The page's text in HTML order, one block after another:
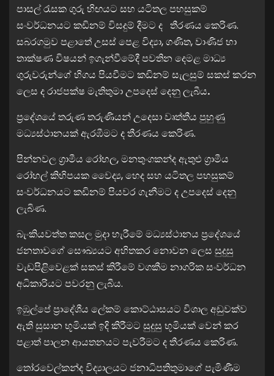
පාසල් රැසක ගුරු හිඟයට සහ යටිතල පහසුකම්
සංවර්ධනයට කඩිනම් විසදුම් දීමට ද තීරණය කෙරිණ.
සබරගමුව පළාතේ උසස් පෙළ විද්‍යා, ගණිත, වාණිජ හා
තාක්ෂණ විෂයන් ඉගැන්වීමේදී පවතින දෙමළ මාධ්‍ය
ගුරුවරුන්ගේ හිගය පියවීමට කඩිනම් සැලසුම් සකස් කරන
ලෙස ද රාජපක්ෂ මැතිතුමා උපදෙස් දෙනු ලැබීය.
ප්‍රදේශයේ තරුණ තරුණියන් උදෙසා වෘත්තීය පුහුණු
මධ්‍යස්ථානයක් ඇරඹීමට ද තීරණය කෙරිණ.
පින්නවල ග්‍රාමීය රෝහල, මනතුංගකන්ද ඇතුළු ග්‍රාමීය
රෝහල් කිහිපයක වෛද්‍ය, හෙද සහ යටිතල පහසුකම්
සංවර්ධනයට කඩිනම් පියවර ගැනීමට ද උපදෙස් දෙනු
ලැබිණ.
බැංකියවත්ත කසල මුදා හැරීමේ මධ්‍යස්ථානය ප්‍රදේශයේ
ජනතාවගේ සෞඛ්‍යයට අහිතකර නොවන ලෙස සුදුසු
වැඩපිළිවෙළක් සකස් කිරීමේ වගකීම නාගරික සංවර්ධන
අධිකාරියට පවරනු ලැබීය.
ඉඹුල්පේ ප්‍රාදේශීය ලේකම් කොට්ඨාසයට විශාල අඩුවක්ව
ඇති සුසාන භූමියක් ඉදි කිරීමට සුදුසු භූමියක් වෙන් කර
පළාත් පාලන ආයතනයට පැවරීමට ද තීරණය කෙරිණ.
තෝරවෙල්කන්ද විද්‍යාලයට ජනාධිපතිතුමාගේ පැමිණීම